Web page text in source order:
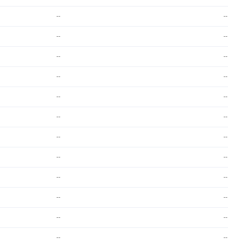
-- --
-- --
-- --
-- --
-- --
-- --
-- --
-- --
-- --
-- --
-- --
-- --